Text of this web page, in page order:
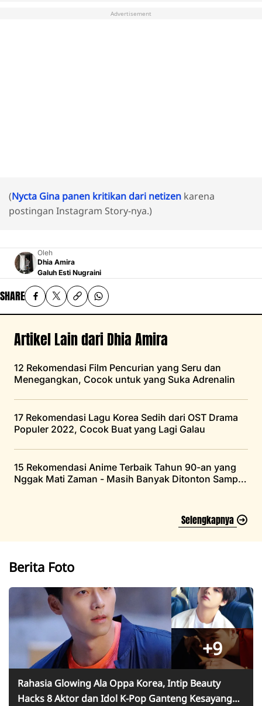
Advertisement
(Nycta Gina panen kritikan dari netizen karena
postingan Instagram Story-nya.)
Oleh
Dhia Amira
Galuh Esti Nugraini
SHARE
Artikel Lain dari Dhia Amira
12 Rekomendasi Film Pencurian yang Seru dan
Menegangkan, Cocok untuk yang Suka Adrenalin
17 Rekomendasi Lagu Korea Sedih dari OST Drama
Populer 2022, Cocok Buat yang Lagi Galau
15 Rekomendasi Anime Terbaik Tahun 90-an yang
Nggak Mati Zaman - Masih Banyak Ditonton Sampai
Selengkapnya
Berita Foto
+9
Rahasia Glowing Ala Oppa Korea, Intip Beauty
Hacks 8 Aktor dan Idol K-Pop Ganteng Kesayangan